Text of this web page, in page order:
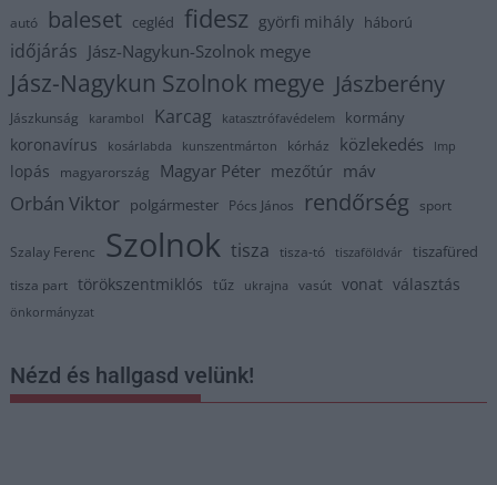
autó baleset cegléd fidesz györfi mihály háború
időjárás Jász-Nagykun-Szolnok megye
Jász-Nagykun Szolnok megye Jászberény
Jászkunság karambol Karcag katasztrófavédelem kormány
koronavírus kosárlabda kunszentmárton kórház közlekedés lmp
lopás magyarország Magyar Péter mezőtúr máv
Orbán Viktor polgármester Pócs János rendőrség sport
Szalay Ferenc Szolnok tisza tisza-tó tiszaföldvár tiszafüred
tisza part törökszentmiklós tűz ukrajna vasút vonat választás
önkormányzat
Nézd és hallgasd velünk!